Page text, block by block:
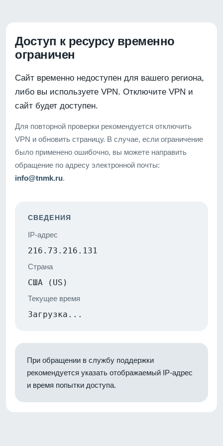
Доступ к ресурсу временно
ограничен
Сайт временно недоступен для вашего региона,
либо вы используете VPN. Отключите VPN и
сайт будет доступен.
Для повторной проверки рекомендуется отключить
VPN и обновить страницу. В случае, если ограничение
было применено ошибочно, вы можете направить
обращение по адресу электронной почты:
info@tnmk.ru.
СВЕДЕНИЯ
IP-адрес
216.73.216.131
Страна
США (US)
Текущее время
Загрузка...
При обращении в службу поддержки
рекомендуется указать отображаемый IP-адрес
и время попытки доступа.